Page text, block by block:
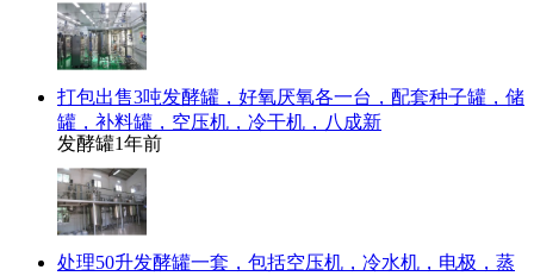
打包出售3吨发酵罐，好氧厌氧各一台，配套种子罐，储
罐，补料罐，空压机，冷干机，八成新
发酵罐1年前
处理50升发酵罐一套，包括空压机，冷水机，电极，蒸